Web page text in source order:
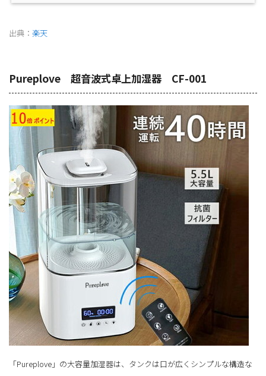
出典： 楽天
Pureplove 超音波式卓上加湿器 CF-001
「Pureplove」の大容量加湿器は、タンクは口が広くシンプルな構造な